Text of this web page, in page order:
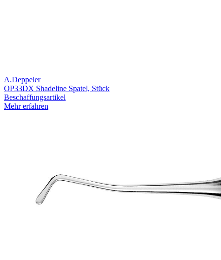
A.Deppeler
OP33DX Shadeline Spatel, Stück
Beschaffungsartikel
Mehr erfahren